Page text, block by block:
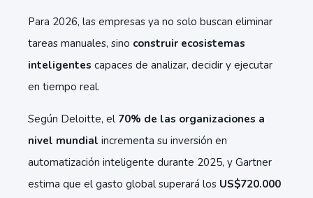
Para 2026, las empresas ya no solo buscan eliminar
tareas manuales, sino construir ecosistemas
inteligentes capaces de analizar, decidir y ejecutar
en tiempo real.
Según Deloitte, el 70% de las organizaciones a
nivel mundial incrementa su inversión en
automatización inteligente durante 2025, y Gartner
estima que el gasto global superará los US$720.000